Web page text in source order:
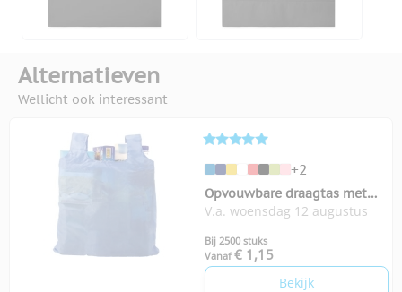
Alternatieven
Wellicht ook interessant
+2
Opvouwbare draagtas met
karabijnhaakje
V.a. woensdag 12 augustus
Bij 2500 stuks
Vanaf € 1,15
Bekijk